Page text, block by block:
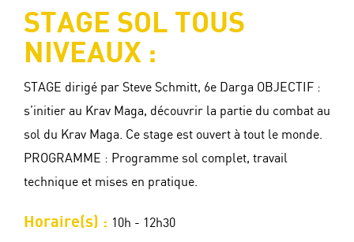
STAGE SOL TOUS
NIVEAUX :
STAGE dirigé par Steve Schmitt, 6e Darga OBJECTIF :
s’initier au Krav Maga, découvrir la partie du combat au
sol du Krav Maga. Ce stage est ouvert à tout le monde.
PROGRAMME : Programme sol complet, travail
technique et mises en pratique.
Horaire(s) : 10h - 12h30